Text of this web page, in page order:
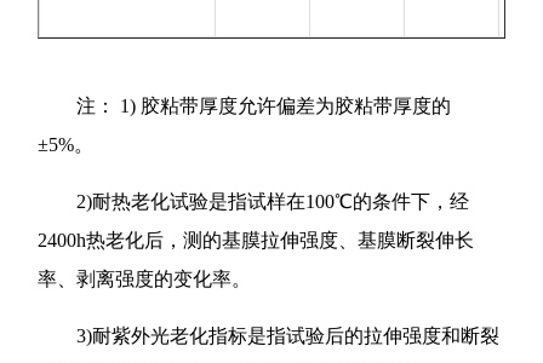
注： 1) 胶粘带厚度允许偏差为胶粘带厚度的
±5%。
2)耐热老化试验是指试样在100℃的条件下，经
2400h热老化后，测的基膜拉伸强度、基膜断裂伸长
率、剥离强度的变化率。
3)耐紫外光老化指标是指试验后的拉伸强度和断裂